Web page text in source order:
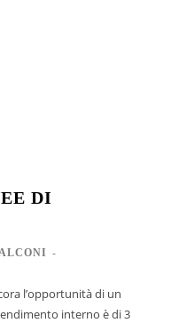
DI
-
l’opportunità di un
interno è di 3